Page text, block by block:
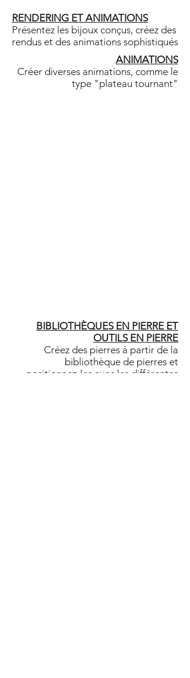
RENDERING ET ANIMATIONS
Présentez les bijoux conçus, créez des
rendus et des animations sophistiqués
ANIMATIONS
Créer diverses animations, comme le
type "plateau tournant"
BIBLIOTHÈQUES EN PIERRE ET
OUTILS EN PIERRE
Créez des pierres à partir de la
bibliothèque de pierres et
positionnez-les avec les différentes